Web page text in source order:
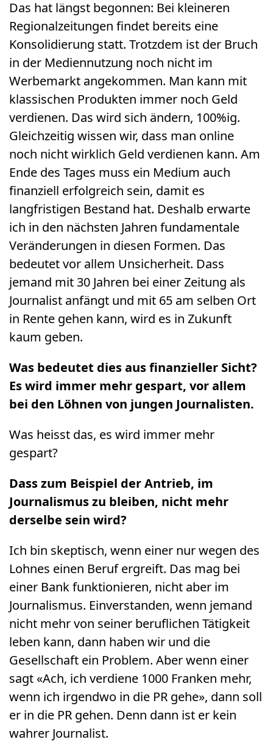
Das hat längst begonnen: Bei kleineren
Regionalzeitungen findet bereits eine
Konsolidierung statt. Trotzdem ist der Bruch
in der Mediennutzung noch nicht im
Werbemarkt angekommen. Man kann mit
klassischen Produkten immer noch Geld
verdienen. Das wird sich ändern, 100%ig.
Gleichzeitig wissen wir, dass man online
noch nicht wirklich Geld verdienen kann. Am
Ende des Tages muss ein Medium auch
finanziell erfolgreich sein, damit es
langfristigen Bestand hat. Deshalb erwarte
ich in den nächsten Jahren fundamentale
Veränderungen in diesen Formen. Das
bedeutet vor allem Unsicherheit. Dass
jemand mit 30 Jahren bei einer Zeitung als
Journalist anfängt und mit 65 am selben Ort
in Rente gehen kann, wird es in Zukunft
kaum geben.
Was bedeutet dies aus finanzieller Sicht?
Es wird immer mehr gespart, vor allem
bei den Löhnen von jungen Journalisten.
Was heisst das, es wird immer mehr
gespart?
Dass zum Beispiel der Antrieb, im
Journalismus zu bleiben, nicht mehr
derselbe sein wird?
Ich bin skeptisch, wenn einer nur wegen des
Lohnes einen Beruf ergreift. Das mag bei
einer Bank funktionieren, nicht aber im
Journalismus. Einverstanden, wenn jemand
nicht mehr von seiner beruflichen Tätigkeit
leben kann, dann haben wir und die
Gesellschaft ein Problem. Aber wenn einer
sagt «Ach, ich verdiene 1000 Franken mehr,
wenn ich irgendwo in die PR gehe», dann soll
er in die PR gehen. Denn dann ist er kein
wahrer Journalist.